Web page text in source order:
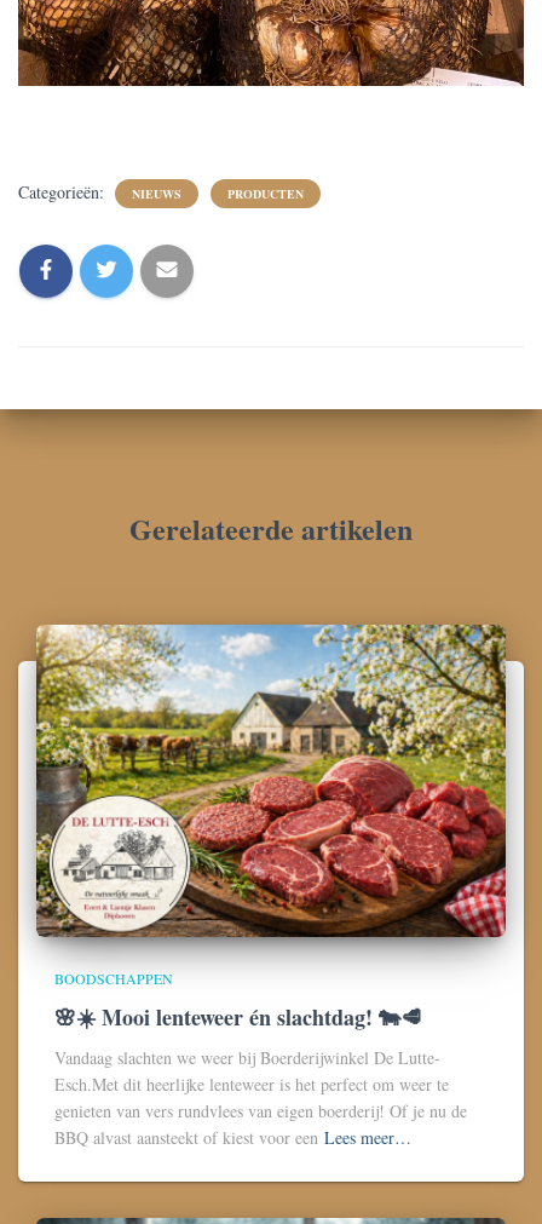
Categorieën: NIEUWS PRODUCTEN
Gerelateerde artikelen
BOODSCHAPPEN
🌸☀️ Mooi lenteweer én slachtdag! 🐄🥩
Vandaag slachten we weer bij Boerderijwinkel De Lutte-
Esch.Met dit heerlijke lenteweer is het perfect om weer te
genieten van vers rundvlees van eigen boerderij! Of je nu de
BBQ alvast aansteekt of kiest voor een Lees meer…